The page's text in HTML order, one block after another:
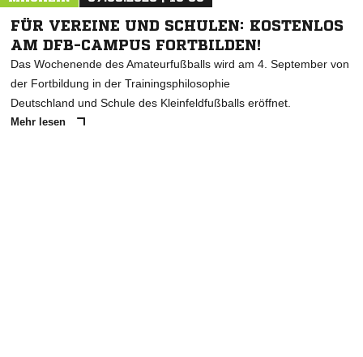
FÜR VEREINE UND SCHULEN: KOSTENLOS
AM DFB-CAMPUS FORTBILDEN!
Das Wochenende des Amateurfußballs wird am 4. September von
der Fortbildung in der Trainingsphilosophie
Deutschland und Schule des Kleinfeldfußballs eröffnet.
Mehr lesen